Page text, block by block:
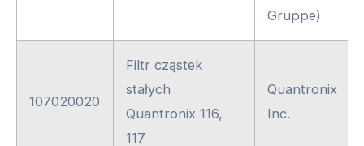
Gruppe)
107020020
Filtr cząstek
stałych
Quantronix 116,
117
Quantronix
Inc.